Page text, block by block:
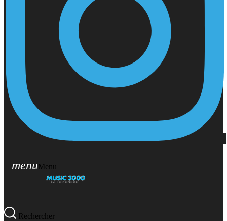
menuMenu
Rechercher